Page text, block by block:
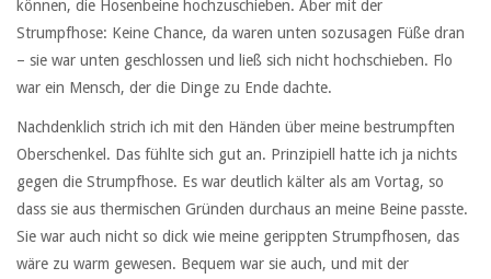
können, die Hosenbeine hochzuschieben. Aber mit der
Strumpfhose: Keine Chance, da waren unten sozusagen Füße dran
– sie war unten geschlossen und ließ sich nicht hochschieben. Flo
war ein Mensch, der die Dinge zu Ende dachte.
Nachdenklich strich ich mit den Händen über meine bestrumpften
Oberschenkel. Das fühlte sich gut an. Prinzipiell hatte ich ja nichts
gegen die Strumpfhose. Es war deutlich kälter als am Vortag, so
dass sie aus thermischen Gründen durchaus an meine Beine passte.
Sie war auch nicht so dick wie meine gerippten Strumpfhosen, das
wäre zu warm gewesen. Bequem war sie auch, und mit der